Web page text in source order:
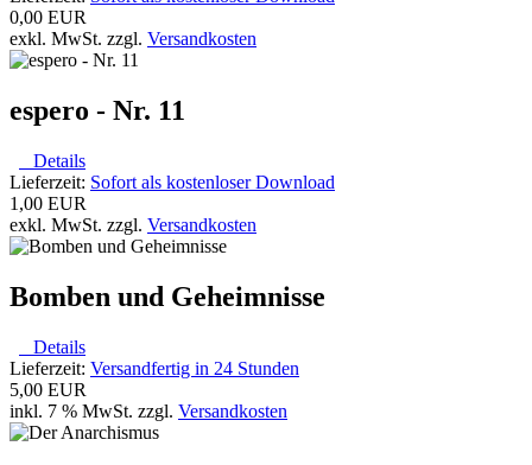
0,00 EUR
exkl. MwSt. zzgl. Versandkosten
espero - Nr. 11
Details
Lieferzeit: Sofort als kostenloser Download
1,00 EUR
exkl. MwSt. zzgl. Versandkosten
Bomben und Geheimnisse
Details
Lieferzeit: Versandfertig in 24 Stunden
5,00 EUR
inkl. 7 % MwSt. zzgl. Versandkosten